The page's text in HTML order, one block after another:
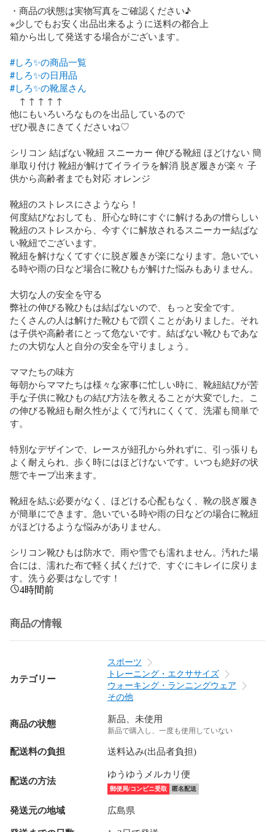
・商品の状態は実物写真をご確認ください♪
※少しでもお安く出品出来るように送料の都合上
箱から出して発送する場合がございます。
#しろ✨の商品一覧
#しろ✨の日用品
#しろ✨の靴屋さん
↑ ↑ ↑ ↑ ↑
他にもいろいろなものを出品しているので
ぜひ覗きにきてくださいね♡
シリコン 結ばない靴紐 スニーカー 伸びる靴紐 ほどけない 簡
単取り付け 靴紐が解けてイライラを解消 脱ぎ履きが楽々 子
供から高齢者までも対応 オレンジ
靴紐のストレスにさようなら！
何度結びなおしても、肝心な時にすぐに解けるあの憎らしい
靴紐のストレスから、今すぐに解放されるスニーカー結ばな
い靴紐でございます。
靴紐を解けなくてすぐに脱ぎ履きが楽になります。急いでい
る時や雨の日など場合に靴ひもが解けた悩みもありません。
大切な人の安全を守る
弊社の伸びる靴ひもは結ばないので、もっと安全です。
たくさんの人は解けた靴ひもで躓くことがありました。それ
は子供や高齢者にとって危ないです。結ばない靴ひもであな
たの大切な人と自分の安全を守りましょう。
ママたちの味方
毎朝からママたちは様々な家事に忙しい時に、靴紐結びが苦
手な子供に靴ひもの結び方法を教えることが大変でした。こ
の伸びる靴紐も耐久性がよくて汚れにくくて、洗濯も簡単で
す。
特別なデザインで、レースが紐孔から外れずに、引っ張りも
よく耐えられ、歩く時にはほどけないです。いつも絶好の状
態でキープ出来ます。
靴紐を結ぶ必要がなく、ほどける心配もなく、靴の脱ぎ履き
が簡単にできます。急いでいる時や雨の日などの場合に靴紐
がほどけるような悩みがありません。
シリコン靴ひもは防水で、雨や雪でも濡れません。汚れた場
合には、濡れた布で軽く拭くだけで、すぐにキレイに戻りま
す。洗う必要はなしです！
4時間前
商品の情報
カテゴリー
スポーツ
トレーニング・エクササイズ
ウォーキング・ランニングウェア
その他
商品の状態 新品、未使用
新品で購入し、一度も使用していない
配送料の負担 送料込み(出品者負担)
配送の方法
ゆうゆうメルカリ便
郵便局/コンビニ受取 匿名配送
発送元の地域 広島県